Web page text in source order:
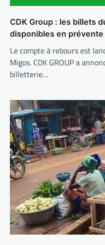
CDK Group : les billets
disponibles en prévente
Le compte à rebours est
Migos. CDK GROUP a
billetterie…